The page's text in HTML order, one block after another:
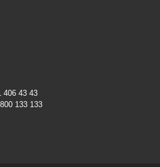
406 43 43
133 133